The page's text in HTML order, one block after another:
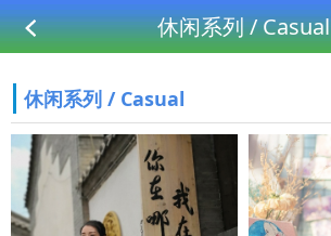
休闲系列 / Casual
休闲系列 / Casual